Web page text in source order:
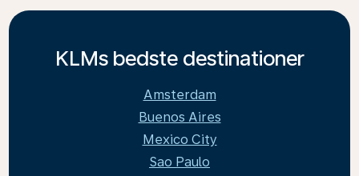
KLMs bedste destinationer
Amsterdam
Buenos Aires
Mexico City
Sao Paulo